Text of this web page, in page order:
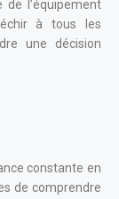
de l’équipement
à tous les
une décision
constante en
de comprendre